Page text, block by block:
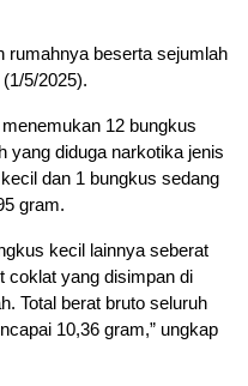
rumahnya beserta sejumlah
5/2025).
12 bungkus
yang diduga narkotika jenis
dan 1 bungkus sedang
gram.
kecil lainnya seberat
coklat yang disimpan di
Total berat bruto seluruh
10,36 gram,” ungkap